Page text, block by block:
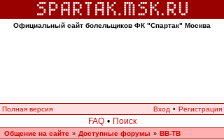
Официальный сайт болельщиков ФК "Спартак" Москва
Полная версия Вход • Регистрация
FAQ • Поиск
Общение на сайте » Доступные форумы » ВВ-ТВ